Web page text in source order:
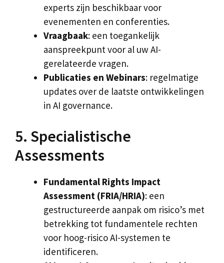
experts zijn beschikbaar voor
evenementen en conferenties.
Vraagbaak: een toegankelijk
aanspreekpunt voor al uw AI-
gerelateerde vragen.
Publicaties en Webinars: regelmatige
updates over de laatste ontwikkelingen
in AI governance.
5. Specialistische
Assessments
Fundamental Rights Impact
Assessment (FRIA/HRIA): een
gestructureerde aanpak om risico’s met
betrekking tot fundamentele rechten
voor hoog-risico AI-systemen te
identificeren.